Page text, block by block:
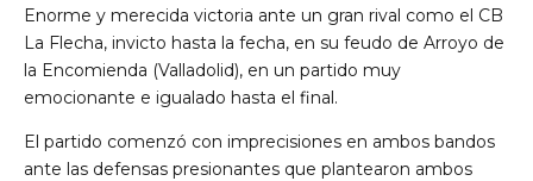
Enorme y merecida victoria ante un gran rival como el CB
La Flecha, invicto hasta la fecha, en su feudo de Arroyo de
la Encomienda (Valladolid), en un partido muy
emocionante e igualado hasta el final.
El partido comenzó con imprecisiones en ambos bandos
ante las defensas presionantes que plantearon ambos